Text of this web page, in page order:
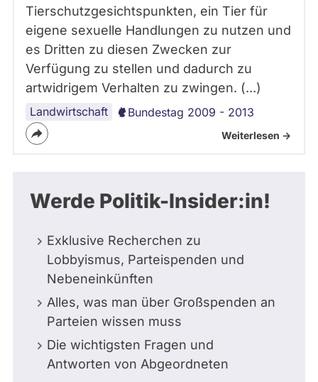
Tierschutzgesichtspunkten, ein Tier für
eigene sexuelle Handlungen zu nutzen und
es Dritten zu diesen Zwecken zur
Verfügung zu stellen und dadurch zu
artwidrigem Verhalten zu zwingen. (...)
Landwirtschaft Bundestag 2009 - 2013
Weiterlesen ->
Werde Politik-Insider:in!
Exklusive Recherchen zu
Lobbyismus, Parteispenden und
Nebeneinkünften
Alles, was man über Großspenden an
Parteien wissen muss
Die wichtigsten Fragen und
Antworten von Abgeordneten